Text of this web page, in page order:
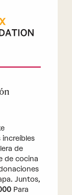
increíbles
de
de cocina
Juntos,
Para